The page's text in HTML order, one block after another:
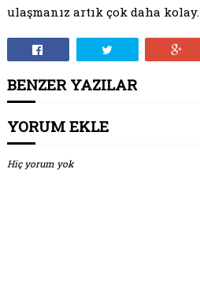
ulaşmanız artık çok daha kolay.
BENZER YAZILAR
YORUM EKLE
Hiç yorum yok